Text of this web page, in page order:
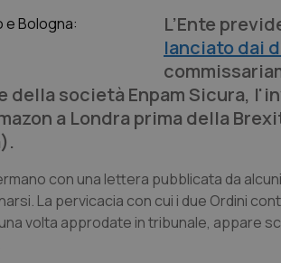
L’Ente
lanciato dai
società Enpam Sicura,
a Londra prima della
con una lettera pubblicata da
La pervicacia con cui i due Ordini
volta approdate in tribunale, appare